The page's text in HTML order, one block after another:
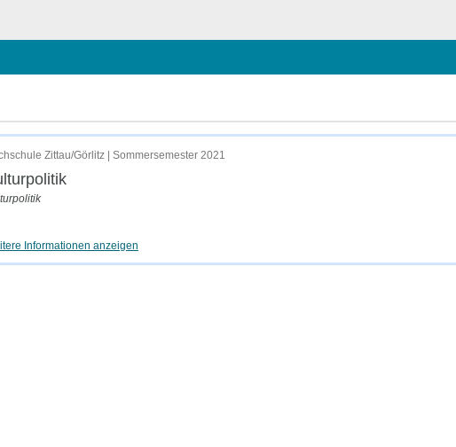
Zittau/Görlitz | Sommersemester 2021
Informationen anzeigen